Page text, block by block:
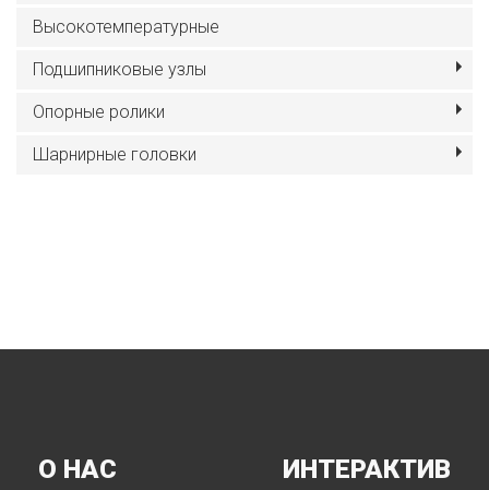
Высокотемпературные
Подшипниковые узлы
Опорные ролики
Шарнирные головки
О НАС ИНТЕРАКТИВ